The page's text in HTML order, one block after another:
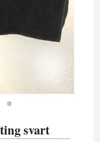
svart